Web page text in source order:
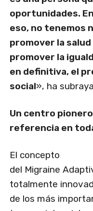
oportunidades.
eso, no tenemos
promover la
promover la
en definitiva, el
social», ha
Un centro
referencia en
El concepto
del Migraine
totalmente
de los más